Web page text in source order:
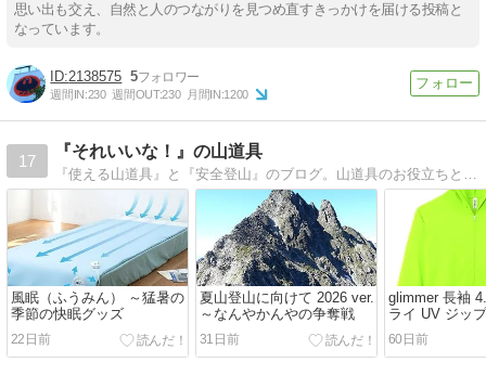
思い出も交え、自然と人のつながりを見つめ直すきっかけを届ける投稿と
なっています。
2138575 5
週間IN:230 週間OUT:230 月間IN:1200
17
『それいいな！』の山道具
風眠（ふうみん） ～猛暑の
季節の快眠グッズ
22日前
夏山登山に向けて 2026 ver.
～なんやかんやの争奪戦
31日前
glimmer 長袖
ライ UV ジッ
～格安なのに
60日前